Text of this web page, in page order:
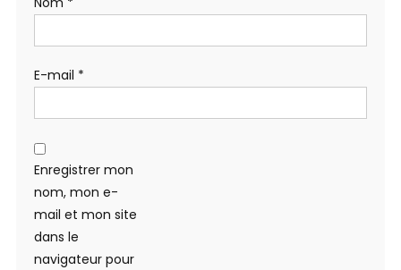
E-mail *
Enregistrer mon
nom, mon e-
mail et mon site
dans le
navigateur pour